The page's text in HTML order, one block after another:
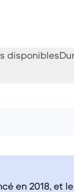
disponibles
en 2018, et